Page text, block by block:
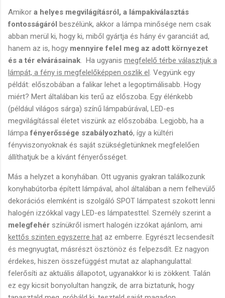
Amikor a helyes megvilágításról, a lámpakiválasztás
fontosságáról beszélünk, akkor a lámpa minősége nem csak
abban merül ki, hogy ki, miből gyártja és hány év garanciát ad,
hanem az is, hogy mennyire felel meg az adott környezet
és a tér elvárásainak . Ha ugyanis megfelelő térbe választjuk a
lámpát, a fény is megfelelőképpen oszlik el . Vegyünk egy
példát: előszobában a falikar lehet a legoptimálisabb. Hogy
miért? Mert általában kis terű az előszoba. Egy élénkebb
(például világos sárga) színű lámpabúrával, LED-es
megvilágítással életet viszünk az előszobába. Legjobb, ha a
lámpafényerőssége szabályozható, így a kültéri
fényviszonyoknak és saját szükségletünknek megfelelően
állíthatjuk be a kívánt fényerősséget.
Más a helyzet a konyhában. Ott ugyanis gyakran találkozunk
konyhabútorba épített lámpával, ahol általában a nem felhevülő
dekorációs elemként is szolgáló SPOT lámpatest szokott lenni
halogén izzókkal vagy LED-es lámpatesttel. Személy szerint a
melegfehér színükről ismert halogén izzókat ajánlom, ami
kettős szinten egyszerre hat az emberre. Egyrészt lecsendesít
és megnyugtat, másrészt ösztönöz és felpezsdít. Ez nagyon
érdekes, hiszen összefüggést mutat az alaphangulattal:
felerősíti az aktuális állapotot, ugyanakkor ki is zökkent. Talán
ez egy kicsit bonyolultan hangzik, de arra biztatunk, hogy